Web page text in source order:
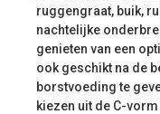
ruggengraat, buik,
nachtelijke
genieten van een
ook geschikt na de
borstvoeding te
kiezen uit de C-